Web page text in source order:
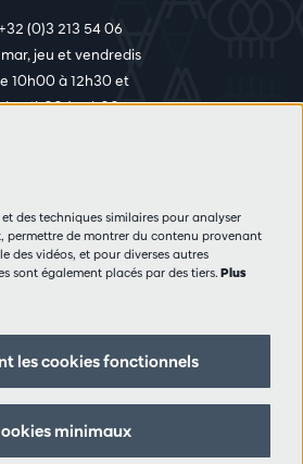
+32 (0)3 213 54 06
mar, jeu et vendredis
10h00 à 12h30 et
de 14h00 à 17h00
des visiteurs
Vie privée
Partenaires
Suivez nous
des techniques similaires pour analyser
permettre de montrer du contenu provenant
des vidéos, et pour diverses autres
sont également placés par des tiers. Plus
les cookies fonctionnels
minimaux